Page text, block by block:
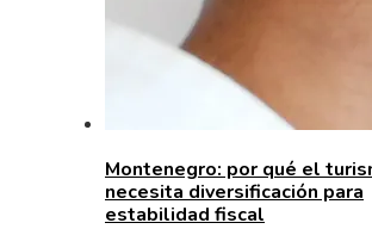
Montenegro: por qué el
necesita diversificación para
estabilidad fiscal